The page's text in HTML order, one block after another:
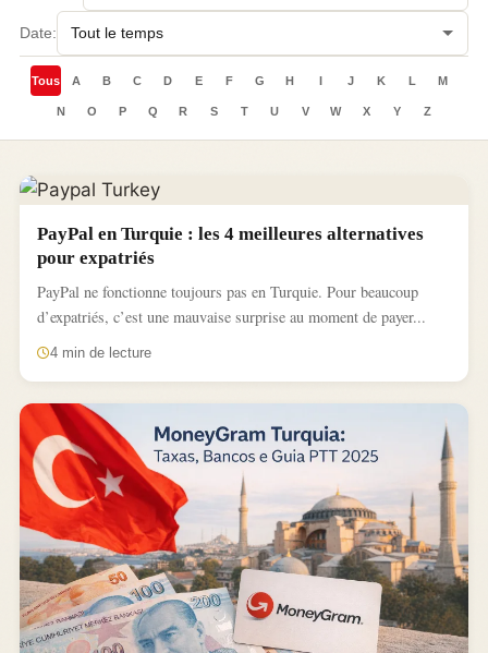
Date:
Tous A B C D E F G H I J K L M
N O P Q R S T U V W X Y Z
PayPal en Turquie : les 4 meilleures alternatives
pour expatriés
PayPal ne fonctionne toujours pas en Turquie. Pour beaucoup
d’expatriés, c’est une mauvaise surprise au moment de payer...
4 min de lecture